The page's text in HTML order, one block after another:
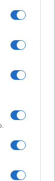
20
per